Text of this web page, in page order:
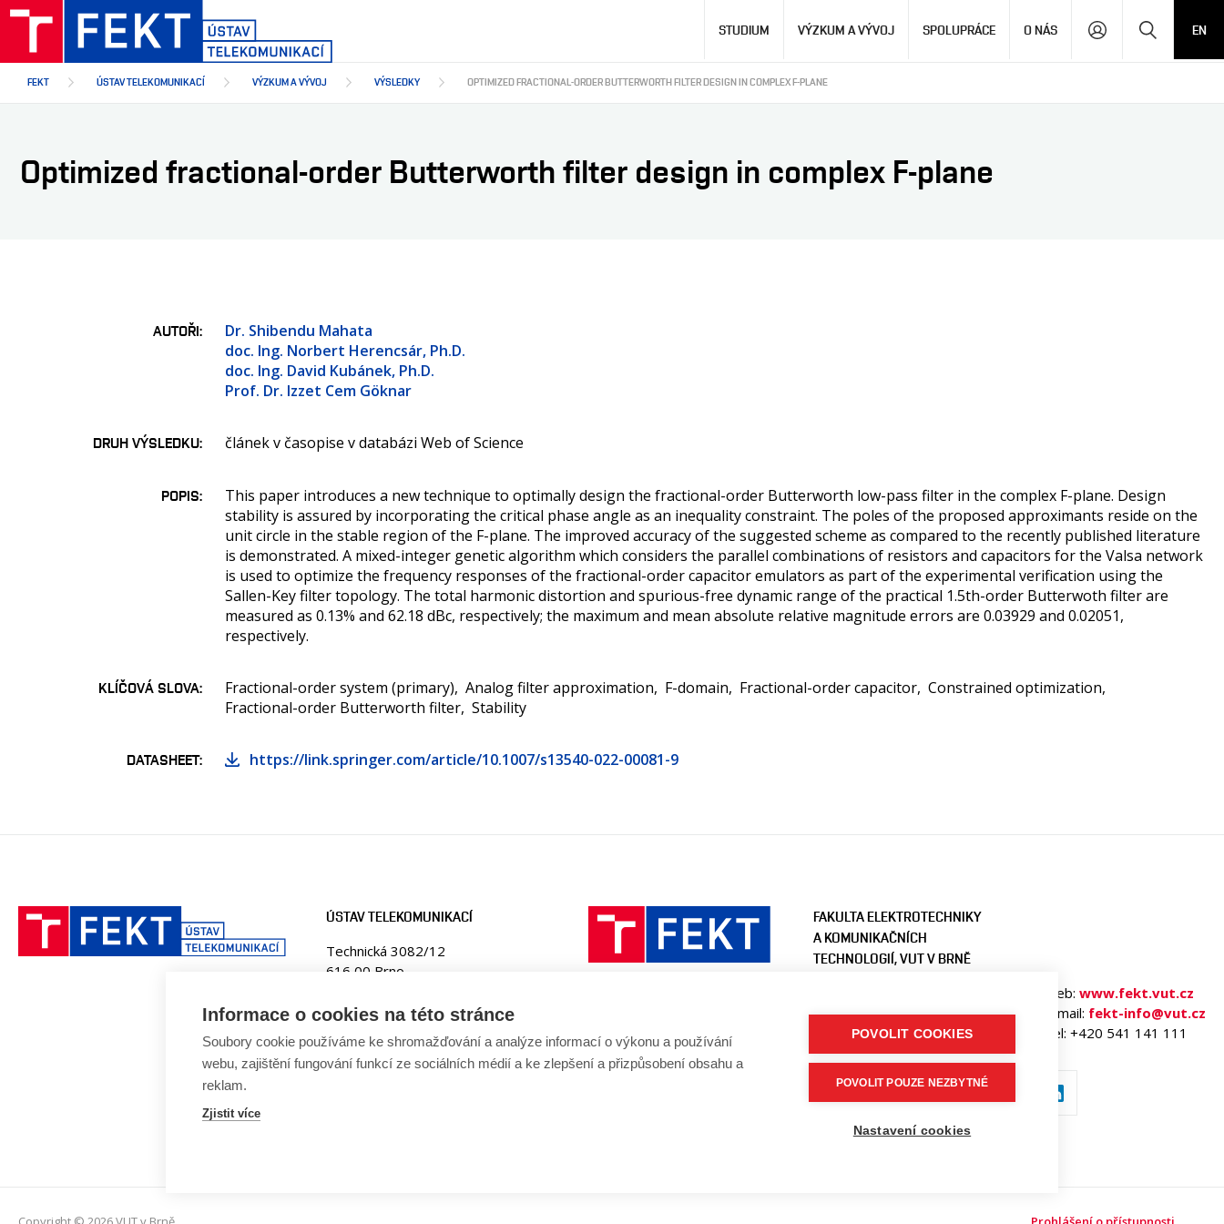
Přejít
hlavnímu
STUDIUM VÝZKUM A VÝVOJ SPOLUPRÁCE O NÁS EN
FEKT ÚSTAV TELEKOMUNIKACÍ VÝZKUM A VÝVOJ VÝSLEDKY OPTIMIZED FRACTIONAL-ORDER BUTTERWORTH FILTER DESIGN IN COMPLEX F-PLANE
Optimized fractional-order Butterworth filter design in complex F-plane
AUTOŘI
Dr. Shibendu Mahata
doc. Ing. Norbert Herencsár, Ph.D.
doc. Ing. David Kubánek, Ph.D.
Prof. Dr. Izzet Cem Göknar
DRUH VÝSLEDKU článek v časopise v databázi Web of Science
POPIS
This paper introduces a new technique to optimally design the fractional-order Butterworth low-pass filter in the complex F-plane. Design
stability is assured by incorporating the critical phase angle as an inequality constraint. The poles of the proposed approximants reside on the
unit circle in the stable region of the F-plane. The improved accuracy of the suggested scheme as compared to the recently published literature
is demonstrated. A mixed-integer genetic algorithm which considers the parallel combinations of resistors and capacitors for the Valsa network
is used to optimize the frequency responses of the fractional-order capacitor emulators as part of the experimental verification using the
Sallen-Key filter topology. The total harmonic distortion and spurious-free dynamic range of the practical 1.5th-order Butterwoth filter are
measured as 0.13% and 62.18 dBc, respectively; the maximum and mean absolute relative magnitude errors are 0.03929 and 0.02051,
respectively.
KLÍČOVÁ SLOVA Fractional-order system (primary) Analog filter approximation F-domain Fractional-order capacitor Constrained optimization
Fractional-order Butterworth filter Stability
DATASHEET https://link.springer.com/article/10.1007/s13540-022-00081-9
ÚSTAV TELEKOMUNIKACÍ
Technická 3082/12
616 00 Brno
Web:www.utko.fekt.vut.cz
E-mail:fekt-utko@vut.cz
Tel. +420 541 146 990
FAKULTA ELEKTROTECHNIKY
A KOMUNIKAČNÍCH
TECHNOLOGIÍ, VUT V BRNĚ
616 00 Brno
Česká republika
Web: www.fekt.vut.cz
E-mail: fekt-info@vut.cz
Tel: +420 541 141 111
Informace o cookies na této stránce
Soubory cookie používáme ke shromažďování a analýze informací o výkonu a používání
webu, zajištění fungování funkcí ze sociálních médií a ke zlepšení a přizpůsobení obsahu a
reklam.
Zjistit více
POVOLIT COOKIES
POVOLIT POUZE NEZBYTNÉ
Nastavení cookies